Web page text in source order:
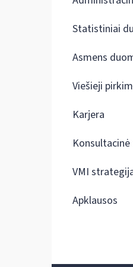
Statistiniai
Asmens
Viešieji
Karjera
VMI
Apklausos